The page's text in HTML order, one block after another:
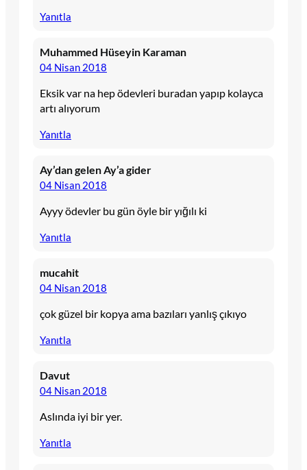
Yanıtla
Muhammed Hüseyin Karaman
04 Nisan 2018
Eksik var na hep ödevleri buradan yapıp kolayca
artı alıyorum
Yanıtla
Ay’dan gelen Ay’a gider
04 Nisan 2018
Ayyy ödevler bu gün öyle bir yığılı ki
Yanıtla
mucahit
04 Nisan 2018
çok güzel bir kopya ama bazıları yanlış çıkıyo
Yanıtla
Davut
04 Nisan 2018
Aslında iyi bir yer.
Yanıtla